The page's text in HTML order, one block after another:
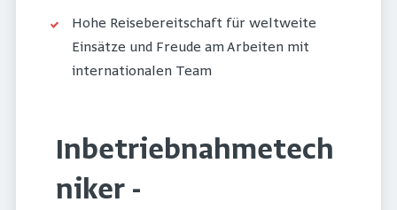
Hohe Reisebereitschaft für weltweite
Einsätze und Freude am Arbeiten mit
internationalen Team
Inbetriebnahmetech
niker -